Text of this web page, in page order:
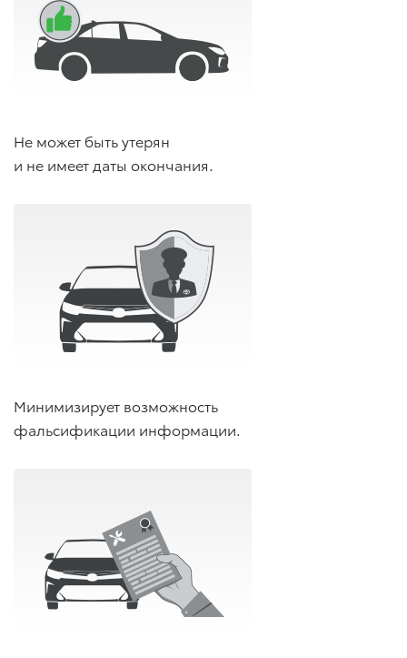
Не может быть утерян
и не имеет даты окончания.
Минимизирует возможность
фальсификации информации.